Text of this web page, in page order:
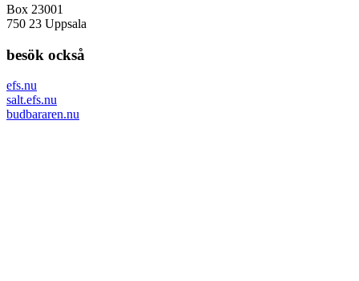
Box 23001
750 23 Uppsala
besök också
efs.nu
salt.efs.nu
budbararen.nu